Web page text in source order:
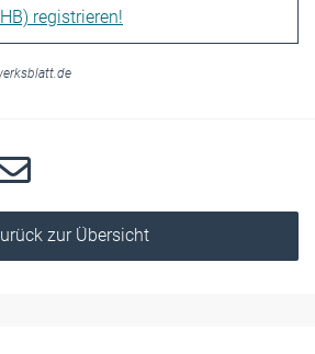
registrieren!
zur Übersicht